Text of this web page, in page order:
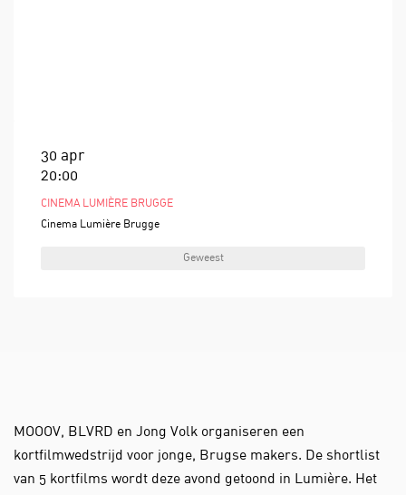
30 apr
20:00
CINEMA LUMIÈRE BRUGGE
Cinema Lumière Brugge
Geweest
MOOOV, BLVRD en Jong Volk organiseren een
kortfilmwedstrijd voor jonge, Brugse makers. De shortlist
van 5 kortfilms wordt deze avond getoond in Lumière. Het